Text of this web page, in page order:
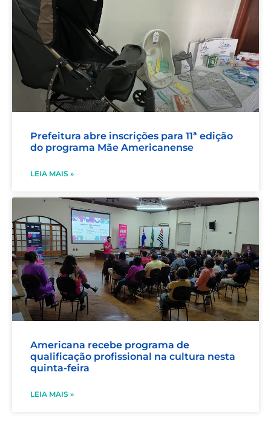
Prefeitura abre inscrições para 11ª edição
do programa Mãe Americanense
LEIA MAIS »
Americana recebe programa de
qualificação profissional na cultura nesta
quinta-feira
LEIA MAIS »